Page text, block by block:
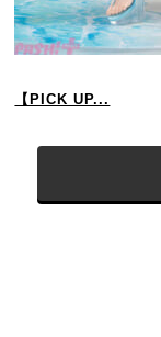
【PICK UP...